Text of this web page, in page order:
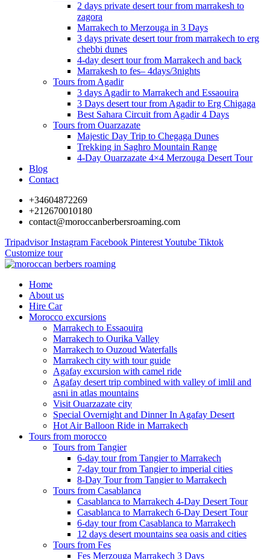
2 days private desert tour from marrakesh to
zagora
Marrakech to Merzouga in 3 Days
3 days private desert tour from marrakech to erg
chebbi dunes
4-day desert tour from Marrakech and back
Marrakesh to fes– 4days/3nights
Tours from Agadir
3 days Agadir to Marrakech and Essaouira
3 Days desert tour from Agadir to Erg Chigaga
Best Sahara Circuit from Agadir 4 Days
Tours from Ouarzazate
Majestic Day Trip to Chegaga Dunes
Trekking in Saghro Mountain Range
4-Day Ouarzazate 4×4 Merzouga Desert Tour
Blog
Contact
+34604872269
+212670010180
contact@moroccanberbersroaming.com
Tripadvisor Instagram Facebook PinterestYoutube Tiktok
Customize tour
Home
About us
Hire Car
Morocco excursions
Marrakech to Essaouira
Marrakech to Ourika Valley
Marrakech to Ouzoud Waterfalls
Marrakech city with tour guide
Agafay excursion with camel ride
Agafay desert trip combined with valley of imlil and
asni in atlas mountains
Visit Ouarzazate city
Special Overnight and Dinner In Agafay Desert
Hot Air Balloon Ride in Marrakech
Tours from morocco
Tours from Tangier
6-day tour from Tangier to Marrakech
7-day tour from Tangier to imperial cities
8-Day Tour from Tangier to Marrakech
Tours from Casablanca
Casablanca to Marrakech 4-Day Desert Tour
Casablanca to Marrakech 6-Day Desert Tour
6-day tour from Casablanca to Marrakech
12 days desert mountains sea oasis and cities
Tours from Fes
Fes Merzouga Marrakech 3 Days